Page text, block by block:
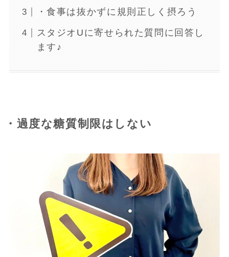
・食事は抜かずに規則正しく摂ろう
スタジオUに寄せられた質問に回答し
ます♪
・過度な糖質制限はしない